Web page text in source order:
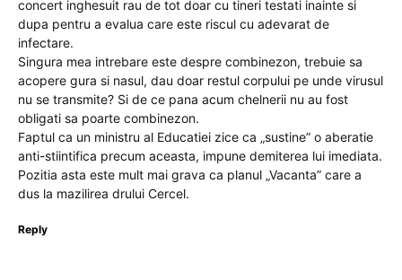
concert inghesuit rau de tot doar cu tineri testati inainte si
dupa pentru a evalua care este riscul cu adevarat de
infectare.
Singura mea intrebare este despre combinezon, trebuie sa
acopere gura si nasul, dau doar restul corpului pe unde virusul
nu se transmite? Si de ce pana acum chelnerii nu au fost
obligati sa poarte combinezon.
Faptul ca un ministru al Educatiei zice ca „sustine” o aberatie
anti-stiintifica precum aceasta, impune demiterea lui imediata.
Pozitia asta este mult mai grava ca planul „Vacanta” care a
dus la mazilirea drului Cercel.
Reply